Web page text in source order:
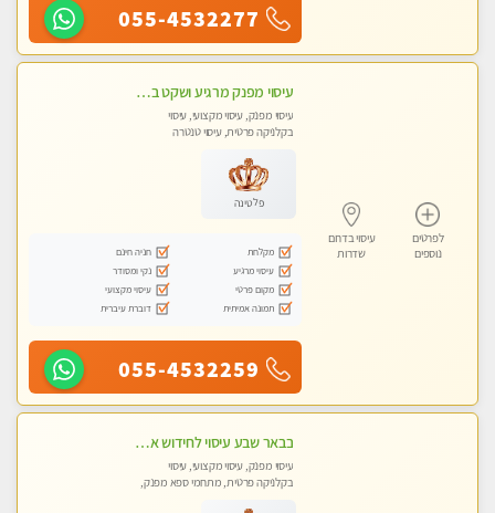
055-4532277
לפרטים
נוספים
עיסוי בדרום
שדרות
עיסוי מפנק מרגיע ושקט במקום מדהים עיסוי מושקע מאוד
עיסוי מפנק, עיסוי מקצועי, עיסוי
בקלניקה פרטית, עיסוי טנטרה
פלטינה
מקלחת
חניה חינם
עיסוי מרגיע
נקי ומסודר
מקום פרטי
עיסוי מקצועי
תמונה אמיתית
דוברת עיברית
055-4532259
בבאר שבע עיסוי לחידוש אנרגיות עיסוי חלומי מומלץ מאוד פרטי!! ללא מין !!
עיסוי מפנק, עיסוי מקצועי, עיסוי
בקלניקה פרטית, מתחמי ספא מפנק,